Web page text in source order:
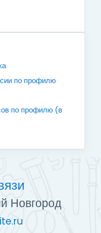
по профилю
по профилю (в
Новгород